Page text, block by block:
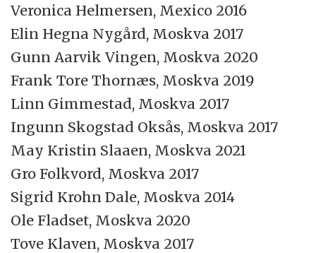
Veronica Helmersen, Mexico 2016
Elin Hegna Nygård, Moskva 2017
Gunn Aarvik Vingen, Moskva 2020
Frank Tore Thornæs, Moskva 2019
Linn Gimmestad, Moskva 2017
Ingunn Skogstad Oksås, Moskva 2017
May Kristin Slaaen, Moskva 2021
Gro Folkvord, Moskva 2017
Sigrid Krohn Dale, Moskva 2014
Ole Fladset, Moskva 2020
Tove Klaven, Moskva 2017